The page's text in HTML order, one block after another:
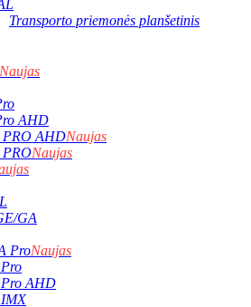
Transporto priemonės planšetinis
Naujas
AHD
PRO AHDNaujas
PRONaujas
GA
ProNaujas
AHD